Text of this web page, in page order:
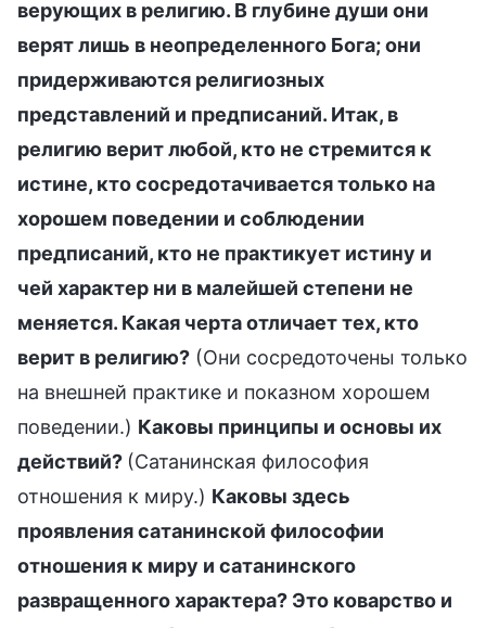
верующих в религию. В глубине души они
верят лишь в неопределенного Бога; они
придерживаются религиозных
представлений и предписаний. Итак, в
религию верит любой, кто не стремится к
истине, кто сосредотачивается только на
хорошем поведении и соблюдении
предписаний, кто не практикует истину и
чей характер ни в малейшей степени не
меняется. Какая черта отличает тех, кто
верит в религию? (Они сосредоточены только
на внешней практике и показном хорошем
поведении.) Каковы принципы и основы их
действий? (Сатанинская философия
отношения к миру.) Каковы здесь
проявления сатанинской философии
отношения к миру и сатанинского
развращенного характера? Это коварство и